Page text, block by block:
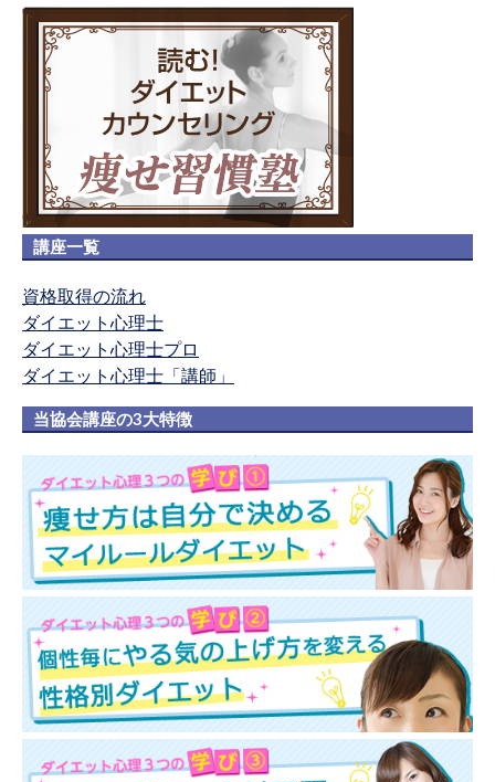
講座一覧
資格取得の流れ
ダイエット心理士
ダイエット心理士プロ
ダイエット心理士「講師」
当協会講座の3大特徴